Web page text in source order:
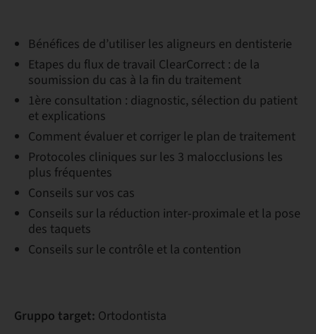
Bénéfices de d’utiliser les aligneurs en dentisterie
Etapes du flux de travail ClearCorrect : de la
soumission du cas à la fin du traitement
1ère consultation : diagnostic, sélection du patient
et explications
Comment évaluer et corriger le plan de traitement
Protocoles cliniques sur les 3 malocclusions les
plus fréquentes
Conseils sur vos cas
Conseils sur la réduction inter-proximale et la pose
des taquets
Conseils sur le contrôle et la contention
Gruppo target: Ortodontista